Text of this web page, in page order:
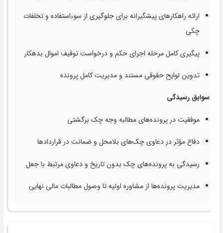
ارائه راهکارهای پیشگیرانه برای جلوگیری از سوءاستفاده و تخلفات
چکی
پیگیری کامل مرحله اجرای حکم و درخواست توقیف اموال بدهکار
تدوین لوایح حقوقی مستند و مدیریت کامل پرونده
سوابق رسیدگی
موفقیت در پرونده‌های مطالبه وجه چک برگشتی
دفاع مؤثر در دعاوی چک‌های بلامحل و ضمانت در قراردادها
رسیدگی به پرونده‌های چک بدون تاریخ و دعاوی مرتبط با جعل
مدیریت پرونده‌ها از مشاوره اولیه تا وصول مطالبات مالی نهایی